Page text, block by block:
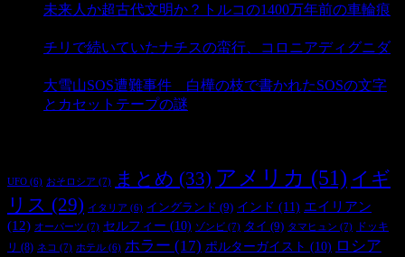
未来人か超古代文明か？トルコの1400万年前の車輪痕
チリで続いていたナチスの蛮行、コロニアディグニダ
大雪山SOS遭難事件 白樺の枝で書かれたSOSの文字
とカセットテープの謎
UFO (6) おそロシア (7) まとめ (33) アメリカ (51) イギ
リス (29) イタリア (6) イングランド (9) インド (11) エイリアン
(12) オーパーツ (7) セルフィー (10) ゾンビ (7) タイ (9) タマヒュン (7)
ドッキ
リ (8) ネコ (7) ホテル (6) ホラー (17) ポルターガイスト (10) ロシア